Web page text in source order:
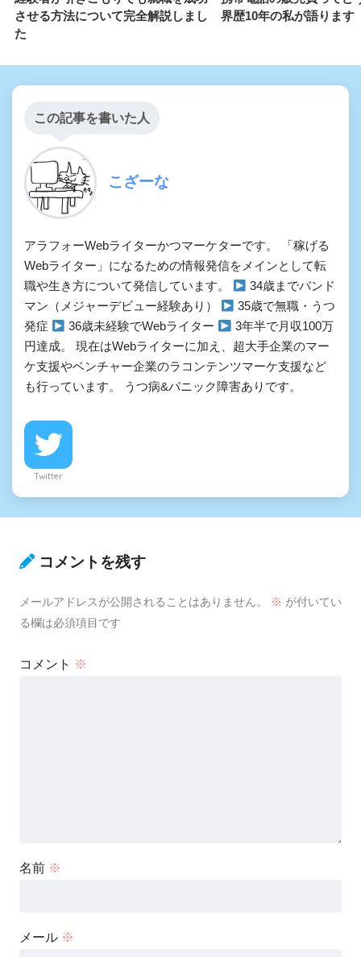
させる方法について完全解説しまし
た
界歴10年の私が語ります
この記事を書いた人
こざーな
アラフォーWebライターかつマーケターです。 「稼げる
Webライター」になるための情報発信をメインとして転
職や生き方について発信しています。
34歳までバンド
マン（メジャーデビュー経験あり）
35歳で無職・うつ
発症
36歳未経験でWebライター
3年半で月収100万
円達成。 現在はWebライターに加え、超大手企業のマー
ケ支援やベンチャー企業のラコンテンツマーケ支援など
も行っています。 うつ病&パニック障害ありです。
Twitter
コメントを残す
メールアドレスが公開されることはありません。 ※ が付いてい
る欄は必須項目です
コメント ※
名前 ※
メール ※